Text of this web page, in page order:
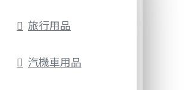
旅行用品
汽機車用品